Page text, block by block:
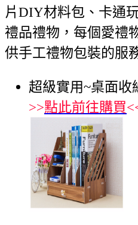
片DIY材料包、卡通
禮品禮物，每個愛禮
供手工禮物包裝的服
超級實用~桌面收
>>點此前往購買